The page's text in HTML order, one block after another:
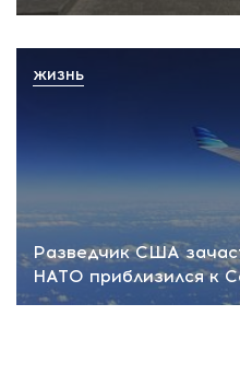
Разведчик США
НАТО приблизился к
ЖИЗНЬ